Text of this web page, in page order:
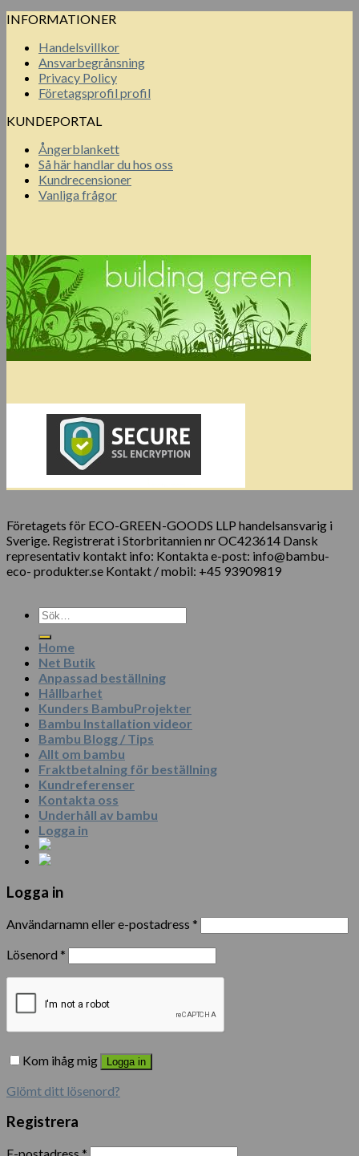
INFORMATIONER
Handelsvillkor
Ansvarbegrånsning
Privacy Policy
Företagsprofil profil
KUNDEPORTAL
Ångerblankett
Så här handlar du hos oss
Kundrecensioner
Vanliga frågor
Företagets för ECO-GREEN-GOODS LLP handelsansvarig i
Sverige. Registrerat i Storbritannien nr OC423614 Dansk
representativ kontakt info: Kontakta e-post: info@bambu-
eco- produkter.se Kontakt / mobil: +45 93909819
Sök
efter:
Home
Net Butik
Anpassad beställning
Hållbarhet
Kunders BambuProjekter
Bambu Installation videor
Bambu Blogg / Tips
Allt om bambu
Fraktbetalning för beställning
Kundreferenser
Kontakta oss
Underhåll av bambu
Logga in
Logga in
Användarnamn eller e-postadress *
Lösenord *
Kom ihåg mig Logga in
Glömt ditt lösenord?
Registrera